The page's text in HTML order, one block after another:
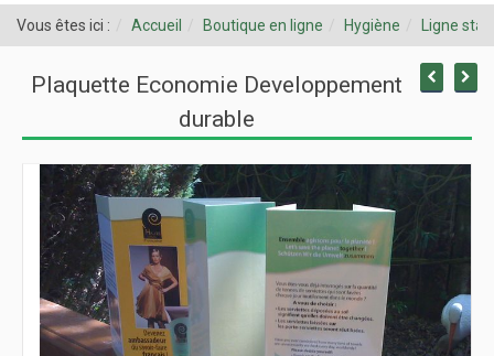
Vous êtes ici : Accueil Boutique en ligne Hygiène Ligne
Plaquette Economie Developpement
durable